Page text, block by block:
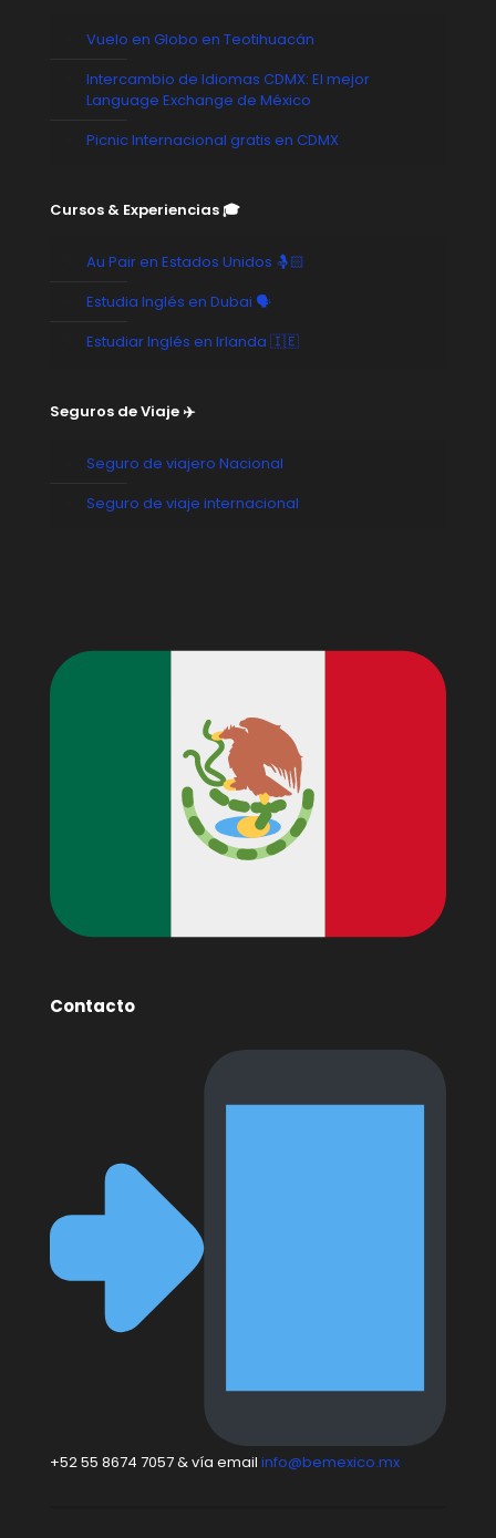
Vuelo en Globo en Teotihuacán
Intercambio de Idiomas CDMX: El mejor
Language Exchange de México
Picnic Internacional gratis en CDMX
Cursos & Experiencias 🎓
Au Pair en Estados Unidos 🤱🏻
Estudia Inglés en Dubai 🗣️
Estudiar Inglés en Irlanda 🇮🇪
Seguros de Viaje ✈️
Seguro de viajero Nacional
Seguro de viaje internacional
Contacto
+52 55 8674 7057 & vía email info@bemexico.mx